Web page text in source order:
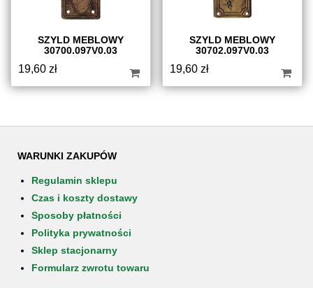
SZYLD MEBLOWY
30700.097V0.03
19,60 zł
SZYLD MEBLOWY
30702.097V0.03
19,60zł
WARUNKI ZAKUPÓW
Regulamin sklepu
Czas i koszty dostawy
Sposoby płatności
Polityka prywatności
Sklep stacjonarny
Formularz zwrotu towaru